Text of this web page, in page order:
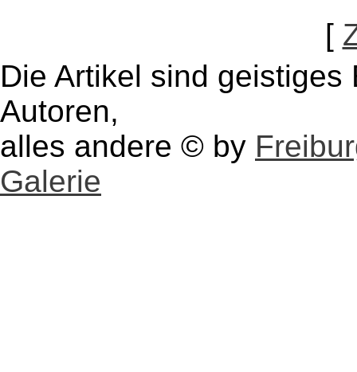
[
Die Artikel sind
Autoren,
alles andere © by
Galerie